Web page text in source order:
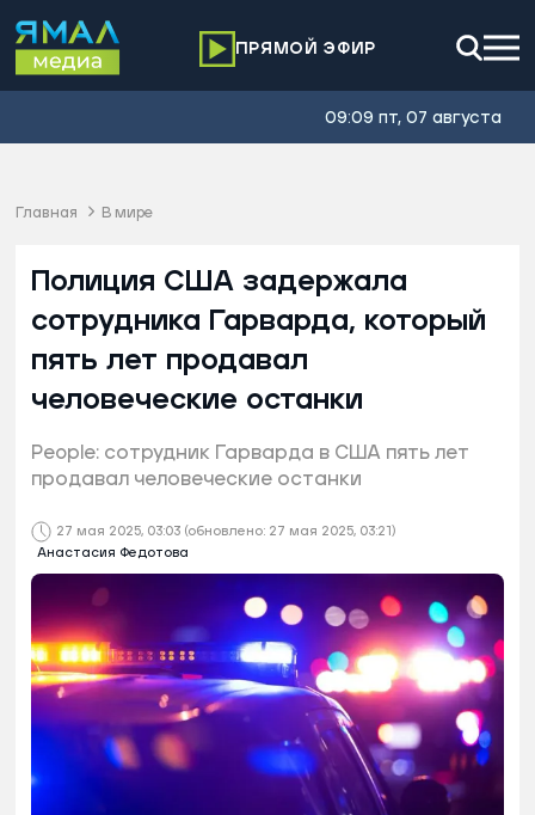
ПРЯМОЙ ЭФИР
09:09 пт, 07 августа
Главная В мире
27 мая 2025, 03:03 (обновлено: 27 мая 2025, 03:21)
Анастасия Федотова
Полиция США задержала
сотрудника Гарварда, который
пять лет продавал
человеческие останки
People: сотрудник Гарварда в США пять лет
продавал человеческие останки